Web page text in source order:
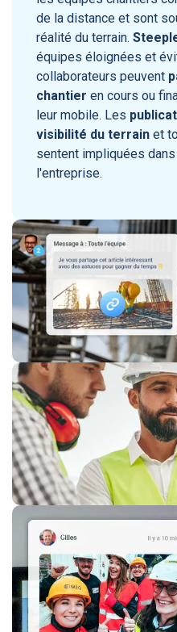
de la distance et sont
réalité du terrain.
équipes éloignées et
collaborateurs peuvent
chantier en cours ou
leur mobile. Les
visibilité du terrain et
sentent impliquées
l'entreprise.